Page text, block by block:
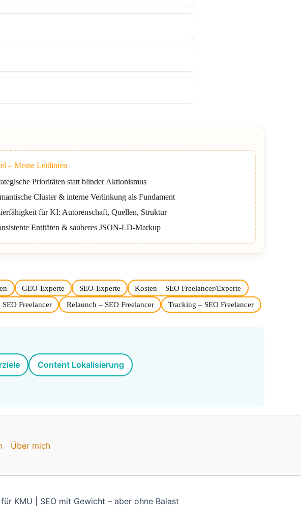
– Meine Leitlinien
Prioritäten statt blinder Aktionismus
Cluster & interne Verlinkung als Fundament
für KI: Autorenschaft, Quellen, Struktur
Entitäten & sauberes JSON-LD-Markup
GEO-Experte SEO-Experte
Kosten – SEO Freelancer/Experte
SEO Freelancer Relaunch – SEO Freelancer Tracking – SEO Freelancer
Content Lokalisierung
Über mich
KMU | SEO mit Gewicht – aber ohne Balast